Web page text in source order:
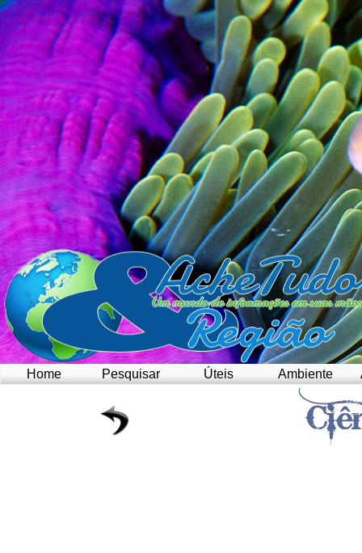
Home Pesquisar Úteis Ambiente